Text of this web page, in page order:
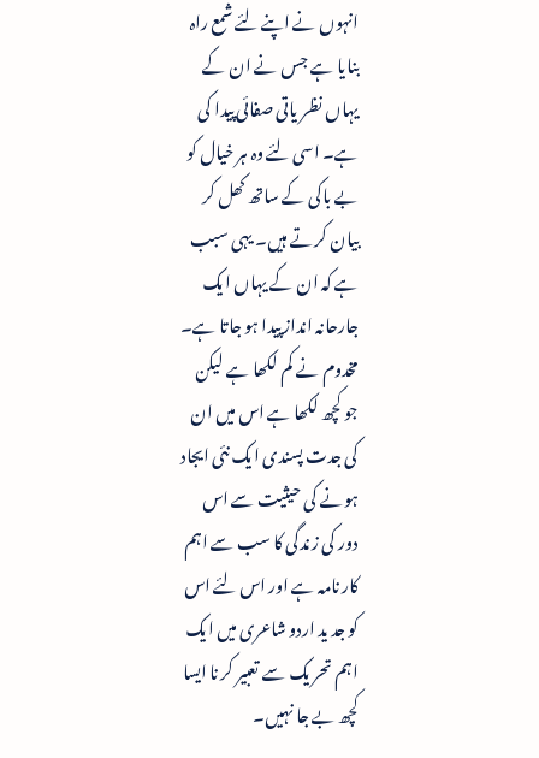
انہوں نے اپنے لئے شمع راہ
بنایا ہے جس نے ان کے
یہاں نظریاتی صفائی پیدا کی
ہے۔ اسی لئے وہ ہر خیال کو
بے باکی کے ساتھ کھل کر
بیان کرتے ہیں۔ یہی سبب
ہے کہ ان کے یہاں ایک
جارحانہ انداز پیدا ہو جاتا ہے۔
مخدوم نے کم لکھا ہے لیکن
جو کچھ لکھا ہے اس میں ان
کی جدت پسندی ایک نئی ایجاد
ہونے کی حیثیت سے اس
دور کی زندگی کا سب سے اہم
کارنامہ ہے اور اس لئے اس
کو جدید اردو شاعری میں ایک
اہم تحریک سے تعبیر کرنا ایسا
کچھ بے جا نہیں۔